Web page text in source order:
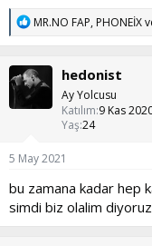
T
p
k
i
l
e
MR.NO FAP,PHONEİX
hedonist
Ay Yolcusu
Katılım 9 Kas
Yaş 24
5 May 2021
bu zamana kadar hep
simdi biz olalim